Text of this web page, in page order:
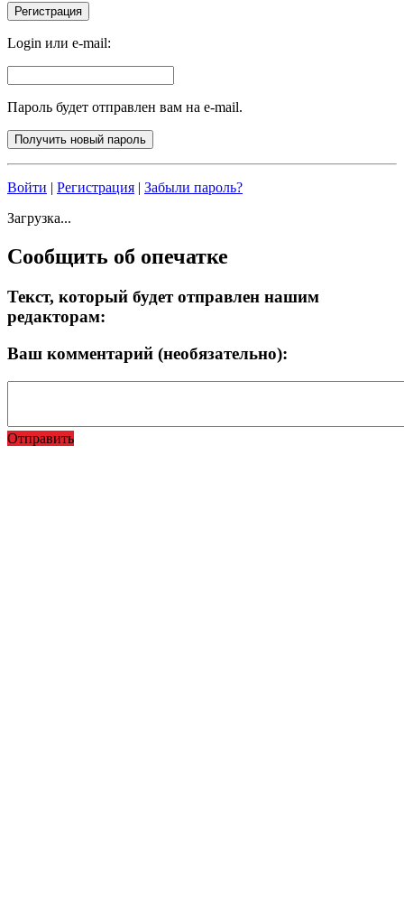
Login или e-mail:
Пароль будет отправлен вам на e-mail.
Войти Регистрация
Забыли пароль?
Загрузка...
Сообщить об опечатке
Текст, который будет отправлен нашим
редакторам:
Ваш комментарий (необязательно):
Отправить